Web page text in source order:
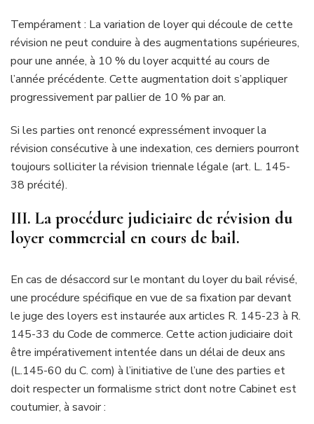
Tempérament : La variation de loyer qui découle de cette
révision ne peut conduire à des augmentations supérieures,
pour une année, à 10 % du loyer acquitté au cours de
l’année précédente. Cette augmentation doit s’appliquer
progressivement par pallier de 10 % par an.
Si les parties ont renoncé expressément invoquer la
révision consécutive à une indexation, ces derniers pourront
toujours solliciter la révision triennale légale (art. L. 145-
38 précité).
III. La procédure judiciaire de révision du
loyer commercial en cours de bail.
En cas de désaccord sur le montant du loyer du bail révisé,
une procédure spécifique en vue de sa fixation par devant
le juge des loyers est instaurée aux articles R. 145-23 à R.
145-33 du Code de commerce. Cette action judiciaire doit
être impérativement intentée dans un délai de deux ans
(L.145-60 du C. com) à l’initiative de l’une des parties et
doit respecter un formalisme strict dont notre Cabinet est
coutumier, à savoir :